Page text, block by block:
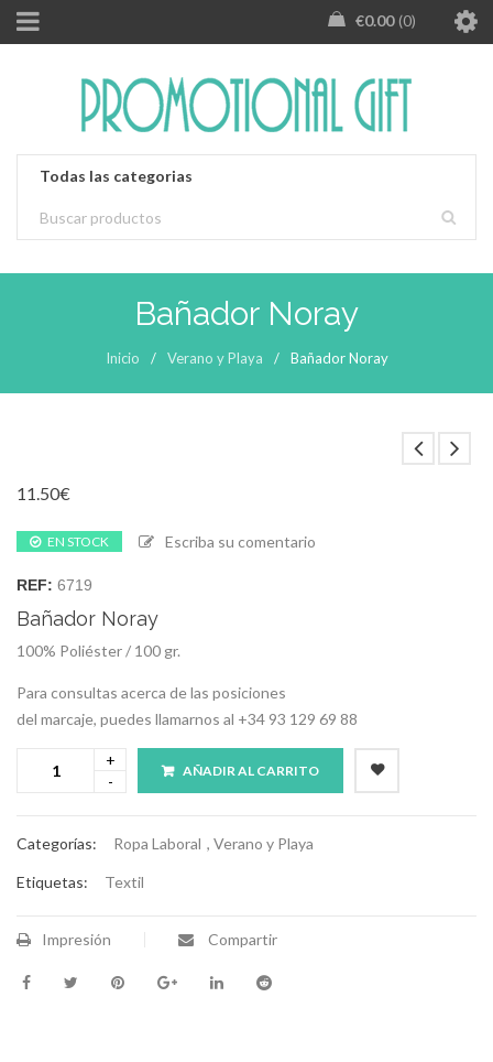
0.00
€ 0
Bañador Noray
Inicio / Verano y Playa / Bañador Noray
11.50€
EN STOCK Escriba su comentario
REF: 6719
Bañador Noray
100% Poliéster / 100 gr.
Para consultas acerca de las posiciones
del marcaje, puedes llamarnos al +34 93 129 69 88
AÑADIR AL CARRITO
Categorías: Ropa Laboral , Verano y Playa
Etiquetas: Textil
Impresión Compartir